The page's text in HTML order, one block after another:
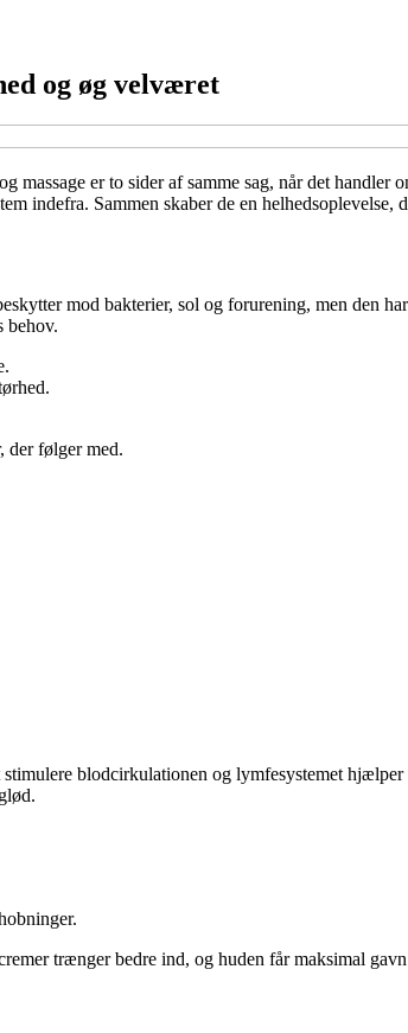
og øg velværet
er to sider af samme sag, når det
indefra. Sammen skaber de en
mod bakterier, sol og forurening, men den
behov.
der følger med.
blodcirkulationen og lymfesystemet
trænger bedre ind, og huden får maksimal